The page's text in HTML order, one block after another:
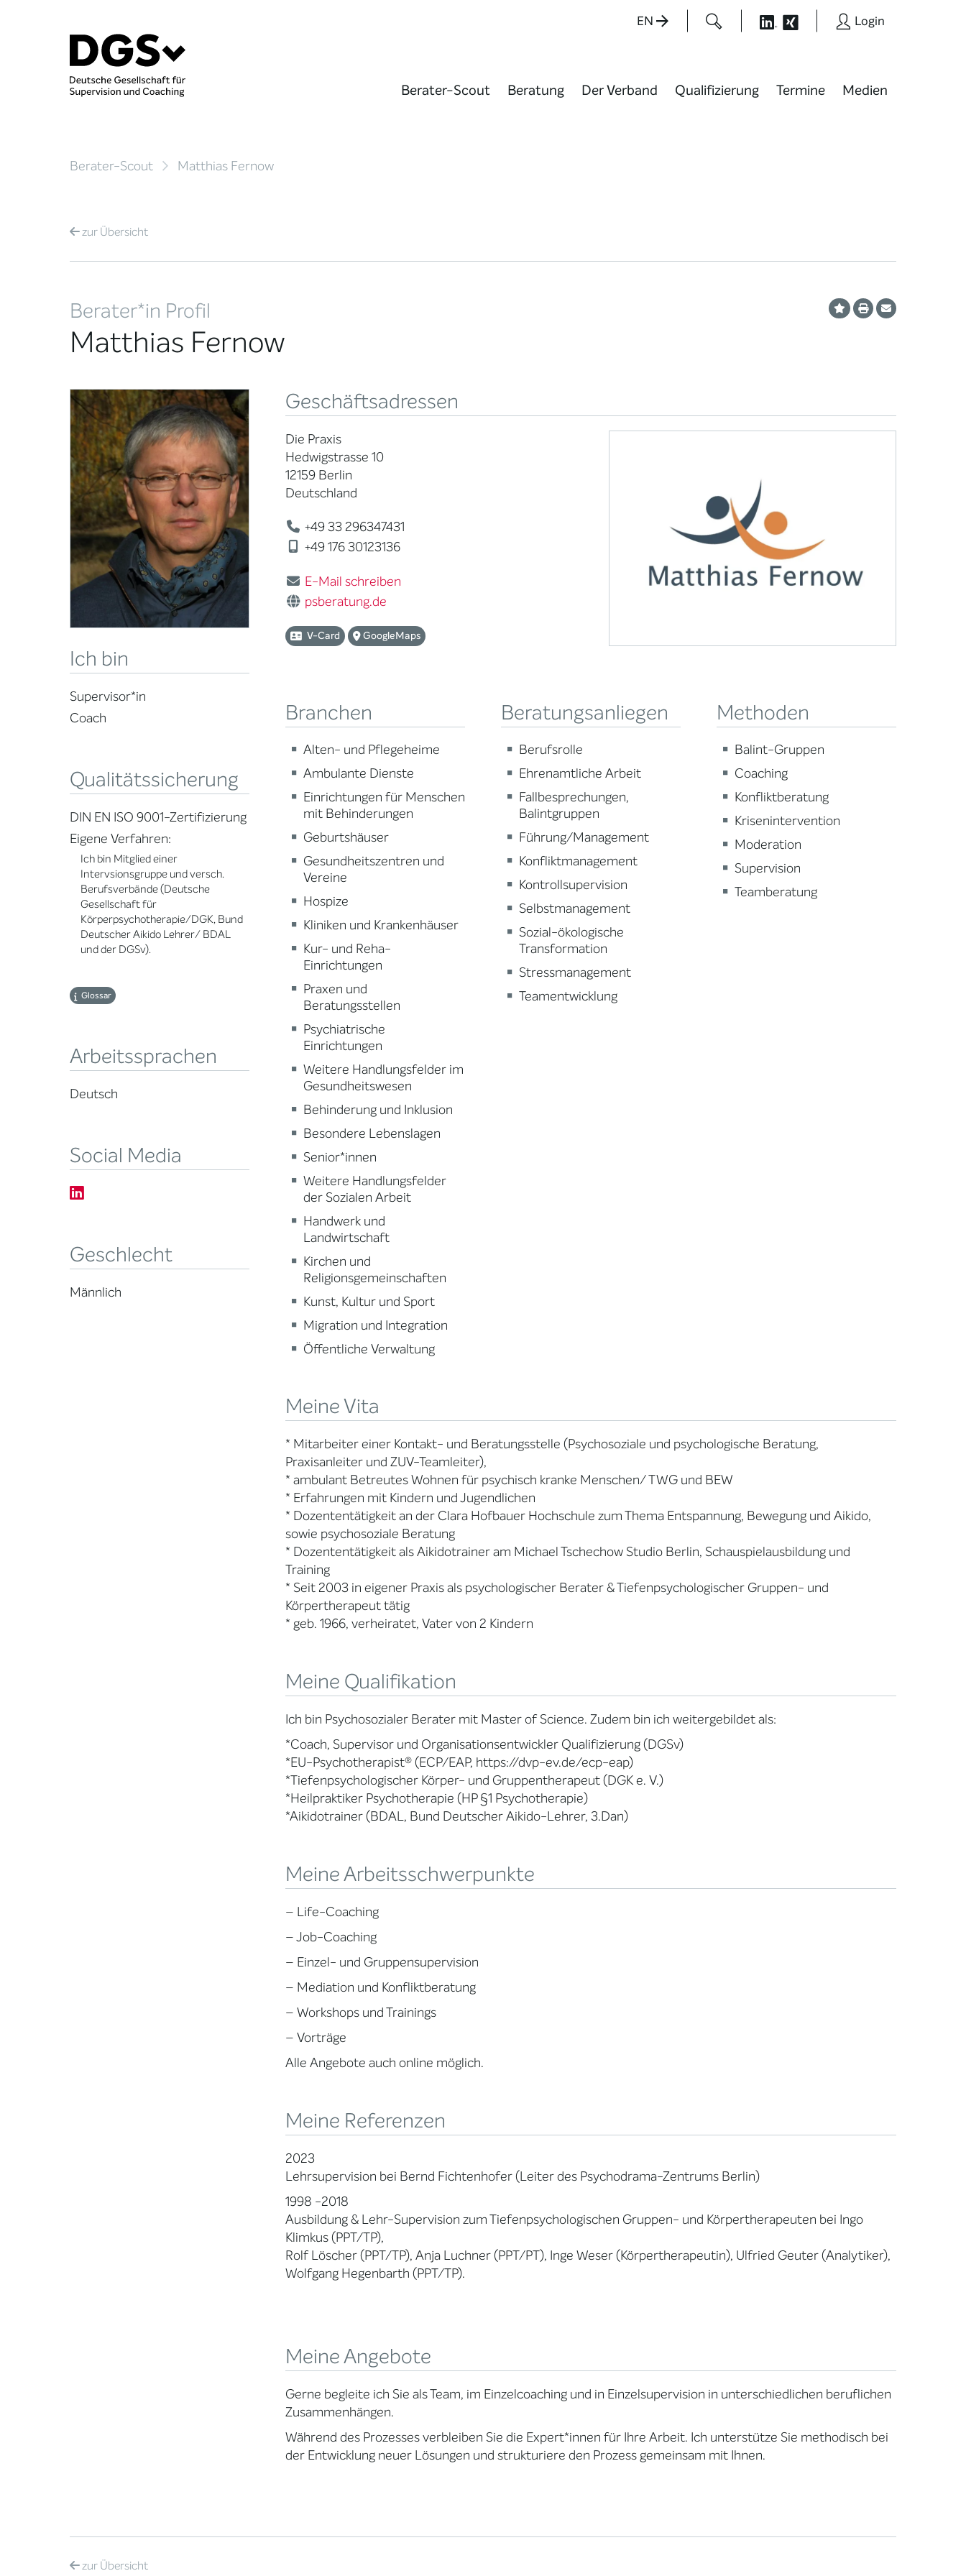
EN Login
Berater-Scout Beratung Der Verband Qualifizierung Termine Medien
Berater-Scout Matthias Fernow
zurÜbersicht
Berater*in Profil
Matthias Fernow
Ich bin
Supervisor*in
Coach
Qualitätssicherung
DIN EN ISO 9001-Zertifizierung
Eigene Verfahren:
Ich bin Mitglied einer
Intervsionsgruppe und versch.
Berufsverbände (Deutsche
Gesellschaft für
Körperpsychotherapie/DGK, Bund
Deutscher Aikido Lehrer/ BDAL
und der DGSv).
Glossar
Arbeitssprachen
Deutsch
Social Media
Geschlecht
Männlich
Geschäftsadressen
Die Praxis
Hedwigstrasse 10
12159 Berlin
Deutschland
+49 33 296347431
+49 176 30123136
E-Mail schreiben
psberatung.de
V-Card GoogleMaps
Branchen
Alten- und Pflegeheime
Ambulante Dienste
Einrichtungen für Menschen
mit Behinderungen
Geburtshäuser
Gesundheitszentren und
Vereine
Hospize
Kliniken und Krankenhäuser
Kur- und Reha-
Einrichtungen
Praxen und
Beratungsstellen
Psychiatrische
Einrichtungen
Weitere Handlungsfelder im
Gesundheitswesen
Behinderung und Inklusion
Besondere Lebenslagen
Senior*innen
Weitere Handlungsfelder
der Sozialen Arbeit
Handwerk und
Landwirtschaft
Kirchen und
Religionsgemeinschaften
Kunst, Kultur und Sport
Migration und Integration
Öffentliche Verwaltung
Beratungsanliegen
Berufsrolle
Ehrenamtliche Arbeit
Fallbesprechungen,
Balintgruppen
Führung/Management
Konfliktmanagement
Kontrollsupervision
Selbstmanagement
Sozial-ökologische
Transformation
Stressmanagement
Teamentwicklung
Methoden
Balint-Gruppen
Coaching
Konfliktberatung
Krisenintervention
Moderation
Supervision
Teamberatung
Meine Vita
* Mitarbeiter einer Kontakt- und Beratungsstelle (Psychosoziale und psychologische Beratung,
Praxisanleiter und ZUV-Teamleiter),
* ambulant Betreutes Wohnen für psychisch kranke Menschen/ TWG und BEW
* Erfahrungen mit Kindern und Jugendlichen
* Dozententätigkeit an der Clara Hofbauer Hochschule zum Thema Entspannung, Bewegung und Aikido,
sowie psychosoziale Beratung
* Dozententätigkeit als Aikidotrainer am Michael Tschechow Studio Berlin, Schauspielausbildung und
Training
* Seit 2003 in eigener Praxis als psychologischer Berater & Tiefenpsychologischer Gruppen- und
Körpertherapeut tätig
* geb. 1966, verheiratet, Vater von 2 Kindern
Meine Qualifikation
Ich bin Psychosozialer Berater mit Master of Science. Zudem bin ich weitergebildet als:
*Coach, Supervisor und Organisationsentwickler Qualifizierung (DGSv)
*EU-Psychotherapist® (ECP/EAP, https://dvp-ev.de/ecp-eap)
*Tiefenpsychologischer Körper- und Gruppentherapeut (DGK e. V.)
*Heilpraktiker Psychotherapie (HP §1 Psychotherapie)
*Aikidotrainer (BDAL, Bund Deutscher Aikido-Lehrer, 3.Dan)
Meine Arbeitsschwerpunkte
– Life-Coaching
– Job-Coaching
– Einzel- und Gruppensupervision
– Mediation und Konfliktberatung
– Workshops und Trainings
– Vorträge
Alle Angebote auch online möglich.
Meine Referenzen
2023
Lehrsupervision bei Bernd Fichtenhofer (Leiter des Psychodrama-Zentrums Berlin)
1998 -2018
Ausbildung & Lehr-Supervision zum Tiefenpsychologischen Gruppen- und Körpertherapeuten bei Ingo
Klimkus (PPT/TP),
Rolf Löscher (PPT/TP), Anja Luchner (PPT/PT), Inge Weser (Körpertherapeutin), Ulfried Geuter (Analytiker),
Wolfgang Hegenbarth (PPT/TP).
Meine Angebote
Gerne begleite ich Sie als Team, im Einzelcoaching und in Einzelsupervision in unterschiedlichen beruflichen
Zusammenhängen.
Während des Prozesses verbleiben Sie die Expert*innen für Ihre Arbeit. Ich unterstütze Sie methodisch bei
der Entwicklung neuer Lösungen und strukturiere den Prozess gemeinsam mit Ihnen.
zurÜbersicht